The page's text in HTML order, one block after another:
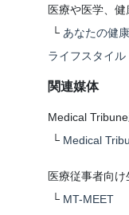
医療や医学、
└ あなたの健
ライフスタイル
関連媒体
Medical
└ Medical
医療従事者向
└ MT-MEET